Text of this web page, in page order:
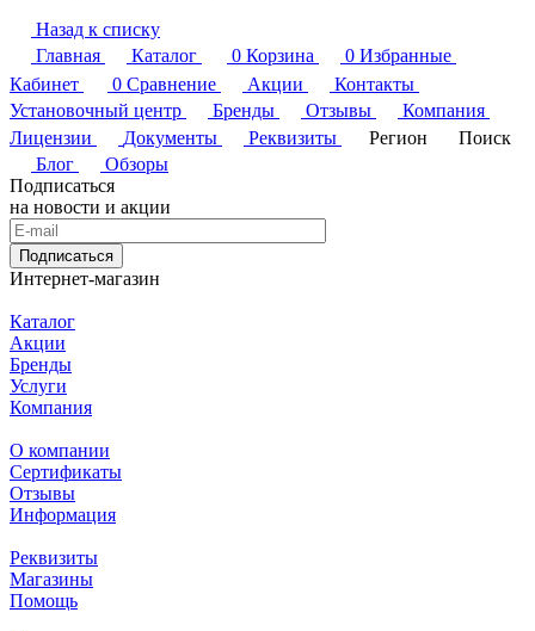
Назад к списку
Главная
Каталог 0 Корзина 0 Избранные
Кабинет
0 Сравнение Акции
Контакты
Установочный центр
Бренды Отзывы
Компания
Лицензии
Документы Реквизиты Регион
Поиск
Блог
Обзоры
Подписаться
на новости и акции
Подписаться
Интернет-магазин
Каталог
Акции
Бренды
Услуги
Компания
О компании
Сертификаты
Отзывы
Информация
Реквизиты
Магазины
Помощь